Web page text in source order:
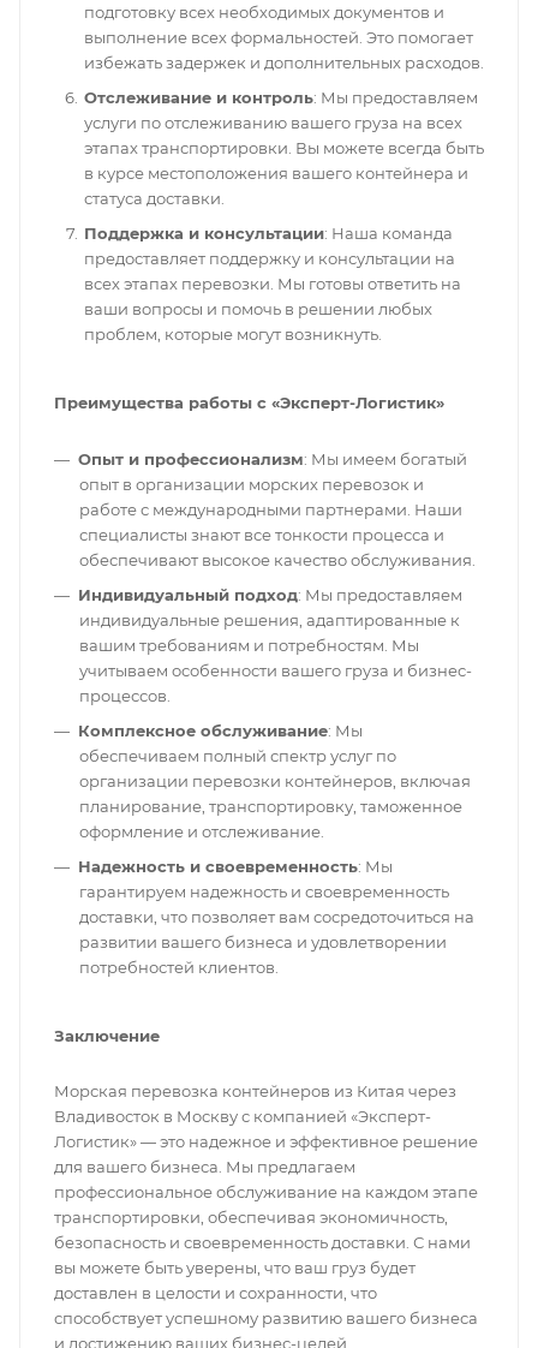
подготовку всех необходимых документов и
выполнение всех формальностей. Это помогает
избежать задержек и дополнительных расходов.
Отслеживание и контроль: Мы предоставляем
услуги по отслеживанию вашего груза на всех
этапах транспортировки. Вы можете всегда быть
в курсе местоположения вашего контейнера и
статуса доставки.
Поддержка и консультации: Наша команда
предоставляет поддержку и консультации на
всех этапах перевозки. Мы готовы ответить на
ваши вопросы и помочь в решении любых
проблем, которые могут возникнуть.
Преимущества работы с «Эксперт-Логистик»
Опыт и профессионализм: Мы имеем богатый
опыт в организации морских перевозок и
работе с международными партнерами. Наши
специалисты знают все тонкости процесса и
обеспечивают высокое качество обслуживания.
Индивидуальный подход: Мы предоставляем
индивидуальные решения, адаптированные к
вашим требованиям и потребностям. Мы
учитываем особенности вашего груза и бизнес-
процессов.
Комплексное обслуживание: Мы
обеспечиваем полный спектр услуг по
организации перевозки контейнеров, включая
планирование, транспортировку, таможенное
оформление и отслеживание.
Надежность и своевременность: Мы
гарантируем надежность и своевременность
доставки, что позволяет вам сосредоточиться на
развитии вашего бизнеса и удовлетворении
потребностей клиентов.
Заключение
Морская перевозка контейнеров из Китая через
Владивосток в Москву с компанией «Эксперт-
Логистик» — это надежное и эффективное решение
для вашего бизнеса. Мы предлагаем
профессиональное обслуживание на каждом этапе
транспортировки, обеспечивая экономичность,
безопасность и своевременность доставки. С нами
вы можете быть уверены, что ваш груз будет
доставлен в целости и сохранности, что
способствует успешному развитию вашего бизнеса
и достижению ваших бизнес-целей.